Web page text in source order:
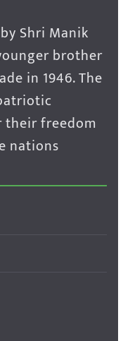
Shri Manik
brother
in 1946. The
freedom
nations